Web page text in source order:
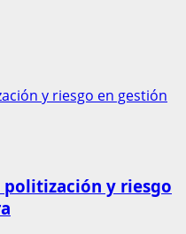
y riesgo en gestión
politización y riesgo